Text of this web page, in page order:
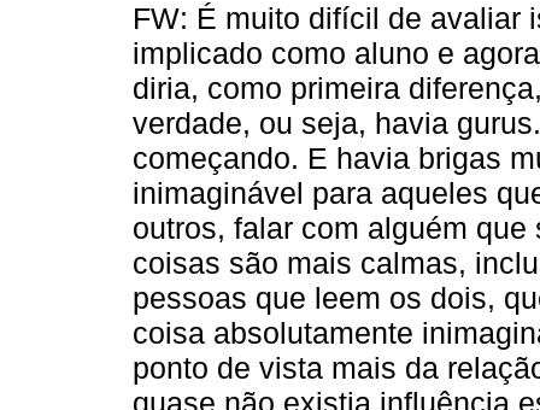
FW: É muito difícil de avaliar
implicado como aluno e
diria, como primeira
verdade, ou seja, havia
começando. E havia brigas
inimaginável para aqueles
outros, falar com alguém
coisas são mais calmas,
pessoas que leem os dois,
coisa absolutamente
ponto de vista mais da
quase não existia influência